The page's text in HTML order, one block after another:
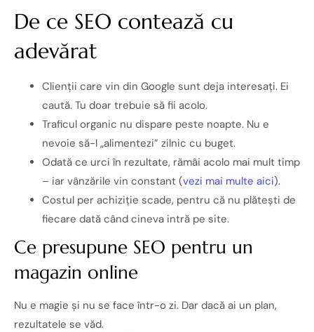
De ce SEO contează cu
adevărat
Clienții care vin din Google sunt deja interesați. Ei
caută. Tu doar trebuie să fii acolo.
Traficul organic nu dispare peste noapte. Nu e
nevoie să-l „alimentezi” zilnic cu buget.
Odată ce urci în rezultate, rămâi acolo mai mult timp
– iar vânzările vin constant (vezi mai multe aici).
Costul per achiziție scade, pentru că nu plătești de
fiecare dată când cineva intră pe site.
Ce presupune SEO pentru un
magazin online
Nu e magie și nu se face într-o zi. Dar dacă ai un plan,
rezultatele se văd.